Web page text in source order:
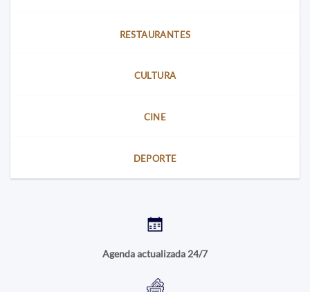
RESTAURANTES
CULTURA
CINE
DEPORTE
Agenda actualizada 24/7